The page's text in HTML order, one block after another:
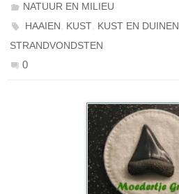
NATUUR EN MILIEU
HAAIEN, KUST, KUST EN DUINEN
STRANDVONDSTEN
0